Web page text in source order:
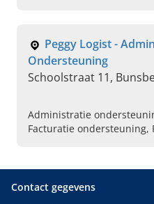
Peggy Logist -
Ondersteuning
Schoolstraat 11,
Administratie
Facturatie ondersteuning,
Contact gegevens